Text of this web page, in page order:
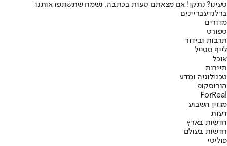
טעינו? נתקן! אם מצאתם טעות בכתבה, נשמח שתשתפו אותנו
ברלנדעבריינים
מדורים
ספורט
תרבות ובידור
לייף סטייל
אוכל
תיירות
טכנולוגיה ומדע
הורוסקופ
ForReal
מגזין השבוע
דעות
חדשות בארץ
חדשות בעולם
פוליטי